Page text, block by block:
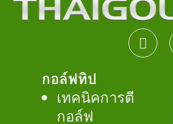
กอล์ฟทิป
เทคนิคการตี
กอล์ฟ